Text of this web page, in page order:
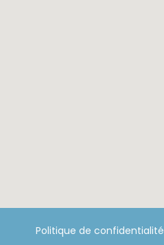
Politique de confidentialité